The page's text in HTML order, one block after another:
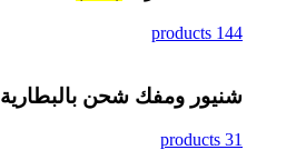
144 products
شنيور ومفك شحن بالبطارية
31 products